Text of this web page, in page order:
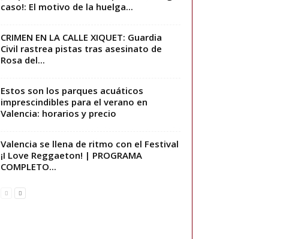
caso!: El motivo de la huelga...
CRIMEN EN LA CALLE XIQUET: Guardia
Civil rastrea pistas tras asesinato de
Rosa del...
Estos son los parques acuáticos
imprescindibles para el verano en
Valencia: horarios y precio
Valencia se llena de ritmo con el Festival
¡I Love Reggaeton! | PROGRAMA
COMPLETO...